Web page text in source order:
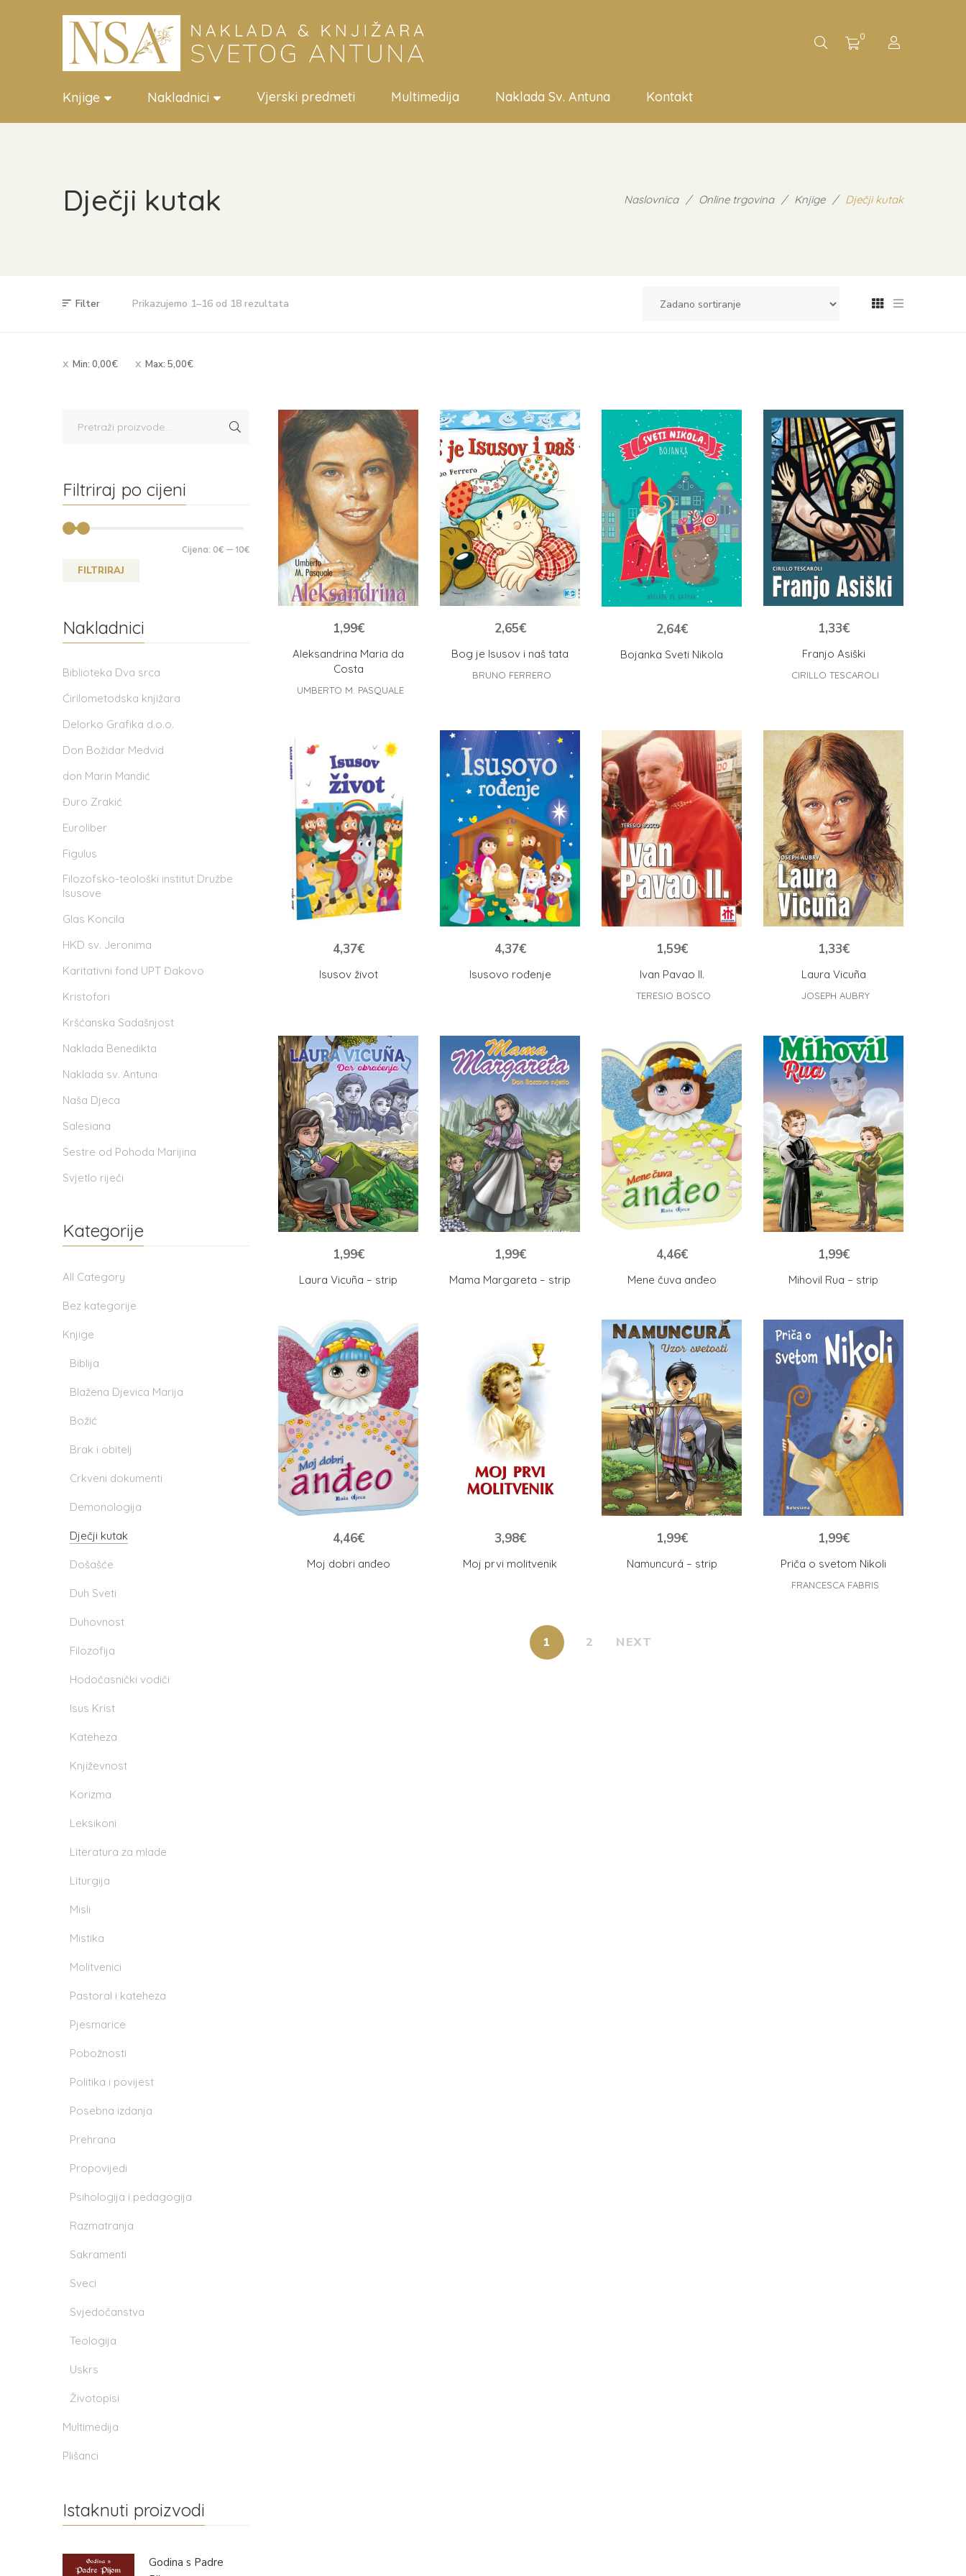
0
Knjige Nakladnici Vjerski predmeti Multimedija Naklada Sv. Antuna Kontakt
Dječji kutak Naslovnica / Online trgovina / Knjige / Dječji kutak
Filter Prikazujemo 1–16 od 18 rezultata
Min: 0,00€ Max: 5,00€
Aleksandrina Maria da
Costa
1,99€
UMBERTO M. PASQUALE
Bog je Isusov i naš tata
2,65€
BRUNO FERRERO
Bojanka Sveti Nikola
2,64€
Franjo Asiški
1,33€
CIRILLO TESCAROLI
Isusov život
4,37€
Isusovo rođenje
4,37€
Ivan Pavao II.
1,59€
TERESIO BOSCO
Laura Vicuña
1,33€
JOSEPH AUBRY
Laura Vicuña – strip
1,99€
Mama Margareta – strip
1,99€
Mene čuva anđeo
4,46€
Mihovil Rua – strip
1,99€
Moj dobri anđeo
4,46€
Moj prvi molitvenik
3,98€
Namuncurá – strip
1,99€
Priča o svetom Nikoli
1,99€
FRANCESCA FABRIS
1 2 NEXT
Filtriraj po cijeni
FILTRIRAJ
Cijena: 0€ — 10€
Nakladnici
Biblioteka Dva srca
Ćirilometodska knjižara
Delorko Grafika d.o.o.
Don Božidar Medvid
don Marin Mandić
Đuro Zrakić
Euroliber
Figulus
Filozofsko-teološki institut Družbe
Isusove
Glas Koncila
HKD sv. Jeronima
Karitativni fond UPT Đakovo
Kristofori
Kršćanska Sadašnjost
Naklada Benedikta
Naklada sv. Antuna
Naša Djeca
Salesiana
Sestre od Pohoda Marijina
Svjetlo riječi
Kategorije
All Category
Bez kategorije
Knjige
Biblija
Blažena Djevica Marija
Božić
Brak i obitelj
Crkveni dokumenti
Demonologija
Dječji kutak
Došašće
Duh Sveti
Duhovnost
Filozofija
Hodočasnički vodiči
Isus Krist
Kateheza
Književnost
Korizma
Leksikoni
Literatura za mlade
Liturgija
Misli
Mistika
Molitvenici
Pastoral i kateheza
Pjesmarice
Pobožnosti
Politika i povijest
Posebna izdanja
Prehrana
Propovijedi
Psihologija i pedagogija
Razmatranja
Sakramenti
Sveci
Svjedočanstva
Teologija
Uskrs
Životopisi
Multimedija
Plišanci
Istaknuti proizvodi
Godina s Padre